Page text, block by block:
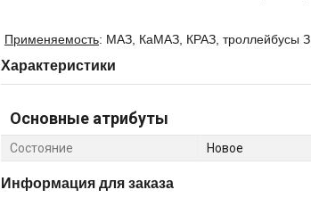
Применяемость: МАЗ, КаМАЗ, КРАЗ, троллейбусы
Характеристики
Основные атрибуты
Состояние Новое
Информация для заказа